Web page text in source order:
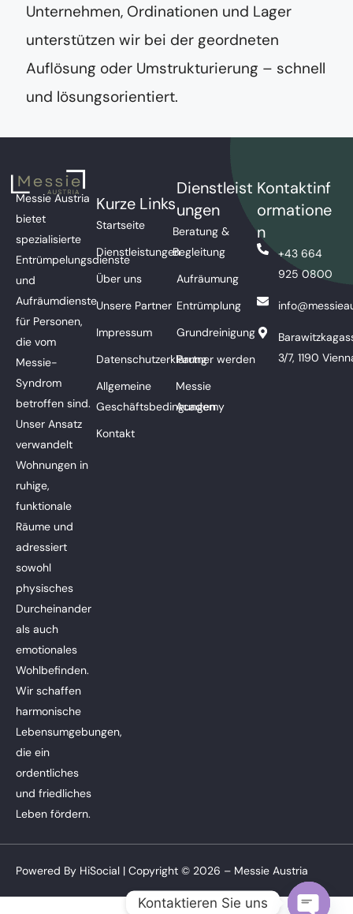
Unternehmen, Ordinationen und Lager
unterstützen wir bei der geordneten
Auflösung oder Umstrukturierung – schnell
und lösungsorientiert.
Messie Austria
bietet
spezialisierte
Entrümpelungsdienste
und
Aufräumdienste
für Personen,
die vom
Messie-
Syndrom
betroffen sind.
Unser Ansatz
verwandelt
Wohnungen in
ruhige,
funktionale
Räume und
adressiert
sowohl
physisches
Durcheinander
als auch
emotionales
Wohlbefinden.
Wir schaffen
harmonische
Lebensumgebungen,
die ein
ordentliches
und friedliches
Leben fördern.
Kurze Links
Startseite
Dienstleistungen
Über uns
Unsere Partner
Impressum
Datenschutzerklärung
Allgemeine
Geschäftsbedingungen
Kontakt
Dienstleist
ungen
Beratung &
Begleitung
Aufräumung
Entrümplung
Grundreinigung
Partner werden
Messie
Academy
Kontaktinf
ormatione
n
+43 664
925 0800
3/7, 1190
Powered By HiSocial | Copyright © 2026 – Messie Austria
Kontaktieren Sie uns